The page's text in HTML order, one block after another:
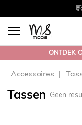
ONTDEK
Accessoires
Tassen Geen